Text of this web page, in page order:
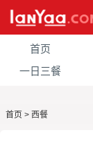
首页
一日三餐
首页 > 西餐